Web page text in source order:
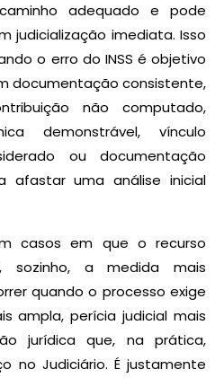
adequado e pode
judicialização imediata. Isso
o erro do INSS é objetivo
documentação consistente,
não computado,
demonstrável, vínculo
ou documentação
afastar uma análise inicial
casos em que o recurso
sozinho, a medida mais
quando o processo exige
ampla, perícia judicial mais
jurídica que, na prática,
no Judiciário. É justamente